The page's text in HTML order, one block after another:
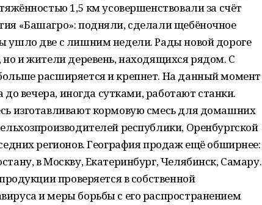
1,5 км усовершенствовали за счёт
«Башагро»: подняли, сделали щебёночное
ушло две с лишним недели. Рады новой дороге
и жители деревень, находящихся рядом. С
расширяется и крепнет. На данный момент
до вечера, иногда сутками, работают станки.
изготавливают кормовую смесь для домашних
республики, Оренбургской
регионов. География продаж ещё обширнее:
в Москву, Екатеринбург, Челябинск, Самару.
проверяется в собственной
и меры борьбы с его распространением